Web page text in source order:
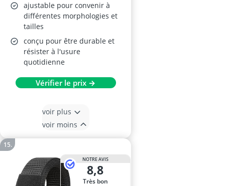
ajustable pour convenir à
différentes morphologies et
tailles
conçu pour être durable et
résister à l'usure
quotidienne
Vérifier le prix →
voir plus
voir moins
NOTRE AVIS
8,8
Très bon